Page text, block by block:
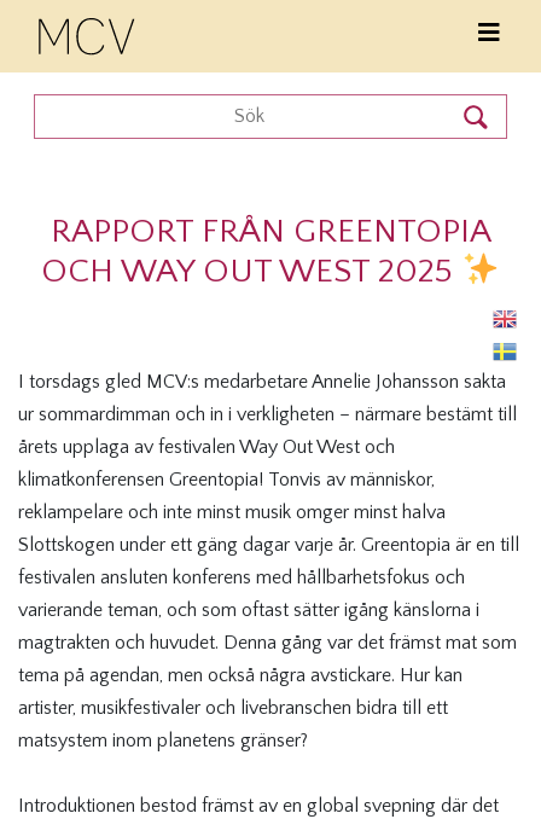
RAPPORT FRÅN GREENTOPIA
OCH WAY OUT WEST 2025
I torsdags gled MCV:s medarbetare Annelie Johansson sakta
ur sommardimman och in i verkligheten – närmare bestämt till
årets upplaga av festivalen Way Out West och
klimatkonferensen Greentopia! Tonvis av människor,
reklampelare och inte minst musik omger minst halva
Slottskogen under ett gäng dagar varje år. Greentopia är en till
festivalen ansluten konferens med hållbarhetsfokus och
varierande teman, och som oftast sätter igång känslorna i
magtrakten och huvudet. Denna gång var det främst mat som
tema på agendan, men också några avstickare. Hur kan
artister, musikfestivaler och livebranschen bidra till ett
matsystem inom planetens gränser?
Introduktionen bestod främst av en global svepning där det